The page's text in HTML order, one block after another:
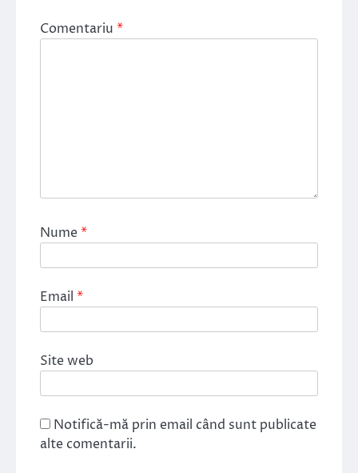
Comentariu *
Nume*
Email *
Site web
Notifică-mă prin email când sunt publicate
alte comentarii.